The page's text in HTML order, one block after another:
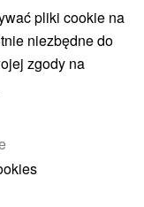
pliki cookie na
niezbędne do
zgody na